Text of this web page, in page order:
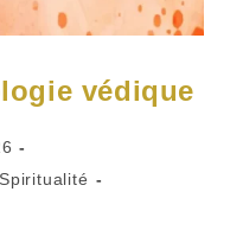
védique
Spiritualité